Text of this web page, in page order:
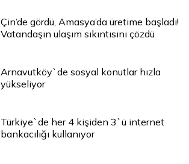
Çin’de gördü, Amasya’da üretime başladı!
Vatandaşın ulaşım sıkıntısını çözdü
Arnavutköy`de sosyal konutlar hızla
yükseliyor
Türkiye`de her 4 kişiden 3`ü internet
bankacılığı kullanıyor